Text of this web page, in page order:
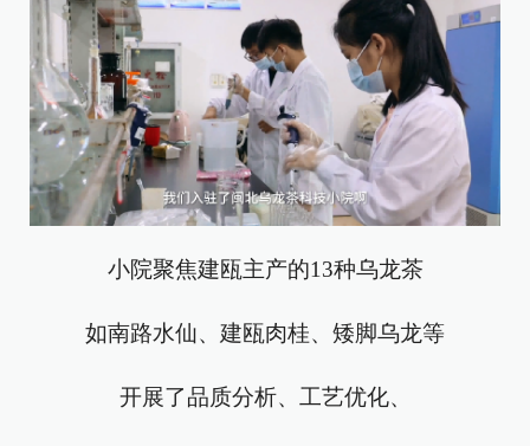
小院聚焦建瓯主产的13种乌龙茶
如南路水仙、建瓯肉桂、矮脚乌龙等
开展了品质分析、工艺优化、